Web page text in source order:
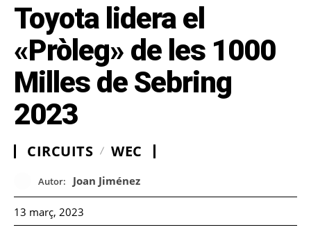
Toyota lidera el
«Pròleg» de les 1000
Milles de Sebring
2023
CIRCUITS WEC
Autor: Joan Jiménez
13 març, 2023